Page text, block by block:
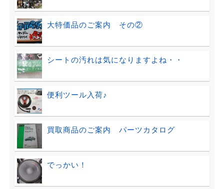
大特価品のご案内 その②
シートの汚れは気になりますよね・・
便利ツール入荷♪
買取商品のご案内 パーツカタログ
でっかい！